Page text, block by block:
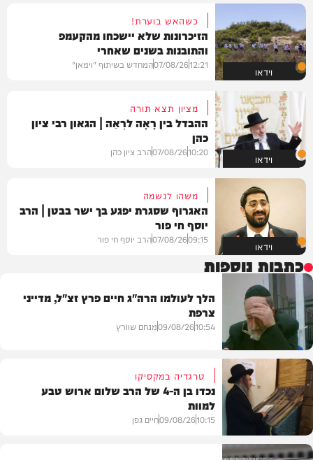
וידאו
כשהאש בוערת!
הזיכרונות שלא יישכחו מהקעמפ
והתובנות בשנים שאחרי
12:21
07/08/26המחדש בשיתוף "וימאן"
וידאו
מציון תצא תורה
ההבדל בין רָאָה לרְאֵה | הגאון רבי ציון
כהן
10:20
07/08/26הרב ציון כהן
וידאו
משהו לנשמה
האגרוף שסגרת יפגע בך ישר בבטן | הרב
יוסף חי פור
09:15
07/08/26הרב יוסף חי פור
כתבות נוספות
חדשות
הלך לעולמו הרה"ג חיים פרץ זצ"ל, מדייני
צרפת
10:54
09/08/26מנחם שוורץ
טרגדיה במקסיקו
נכדו בן ה-4 של הרב שלום ארוש טבע
למוות
10:15
09/08/26חיים גפן